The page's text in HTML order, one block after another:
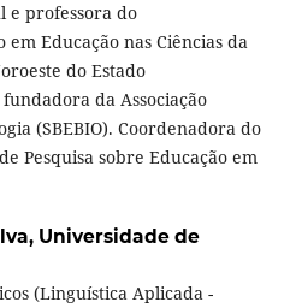
e professora do
em Educação nas Ciências da
do Estado
da Associação
(SBEBIO). Coordenadora do
Pesquisa sobre Educação em
Universidade de
(Linguística Aplicada -